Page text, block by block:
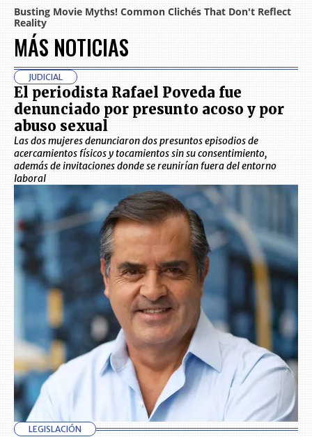
MÁS NOTICIAS
JUDICIAL
El periodista Rafael Poveda fue
denunciado por presunto acoso y por
abuso sexual
Las dos mujeres denunciaron dos presuntos episodios de
acercamientos físicos y tocamientos sin su consentimiento,
además de invitaciones donde se reunirían fuera del entorno
laboral
LEGISLACIÓN